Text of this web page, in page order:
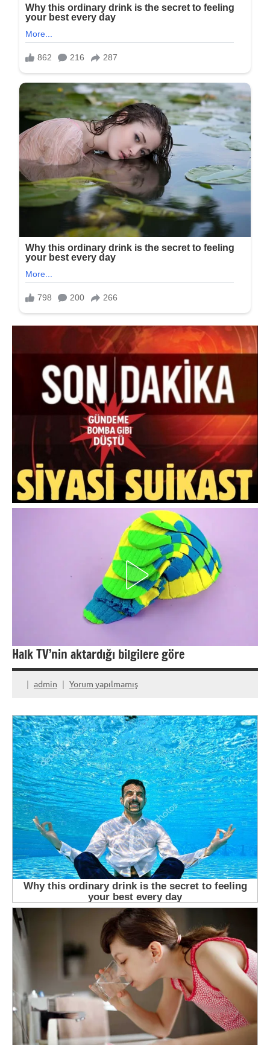
Halk TV’nin aktardığı bilgilere göre
admin Yorum yapılmamış